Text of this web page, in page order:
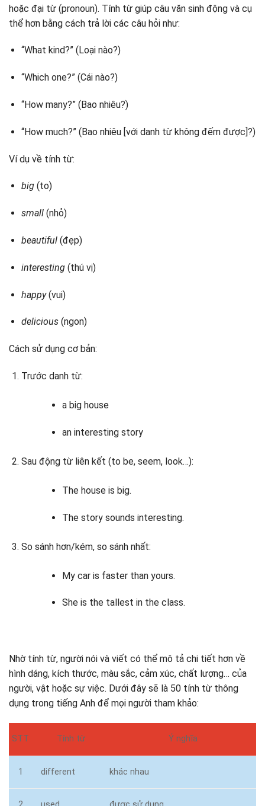
hoặc đại từ (pronoun). Tính từ giúp câu văn sinh động và cụ
thể hơn bằng cách trả lời các câu hỏi như:
“What kind?” (Loại nào?)
“Which one?” (Cái nào?)
“How many?” (Bao nhiêu?)
“How much?” (Bao nhiêu [với danh từ không đếm được]?)
Ví dụ về tính từ:
big(to)
small(nhỏ)
beautiful(đẹp)
interesting(thú vị)
happy(vui)
delicious(ngon)
Cách sử dụng cơ bản:
Trước danh từ:
a big house
an interesting story
Sau động từ liên kết (to be, seem, look…):
The house is big.
The story sounds interesting.
So sánh hơn/kém, so sánh nhất:
My car is faster than yours.
She is the tallest in the class.
Nhờ tính từ, người nói và viết có thể mô tả chi tiết hơn về
hình dáng, kích thước, màu sắc, cảm xúc, chất lượng… của
người, vật hoặc sự việc. Dưới đây sẽ là 50 tính từ thông
dụng trong tiếng Anh để mọi người tham khảo:
STT Tính từ Ý nghĩa
1 different khác nhau